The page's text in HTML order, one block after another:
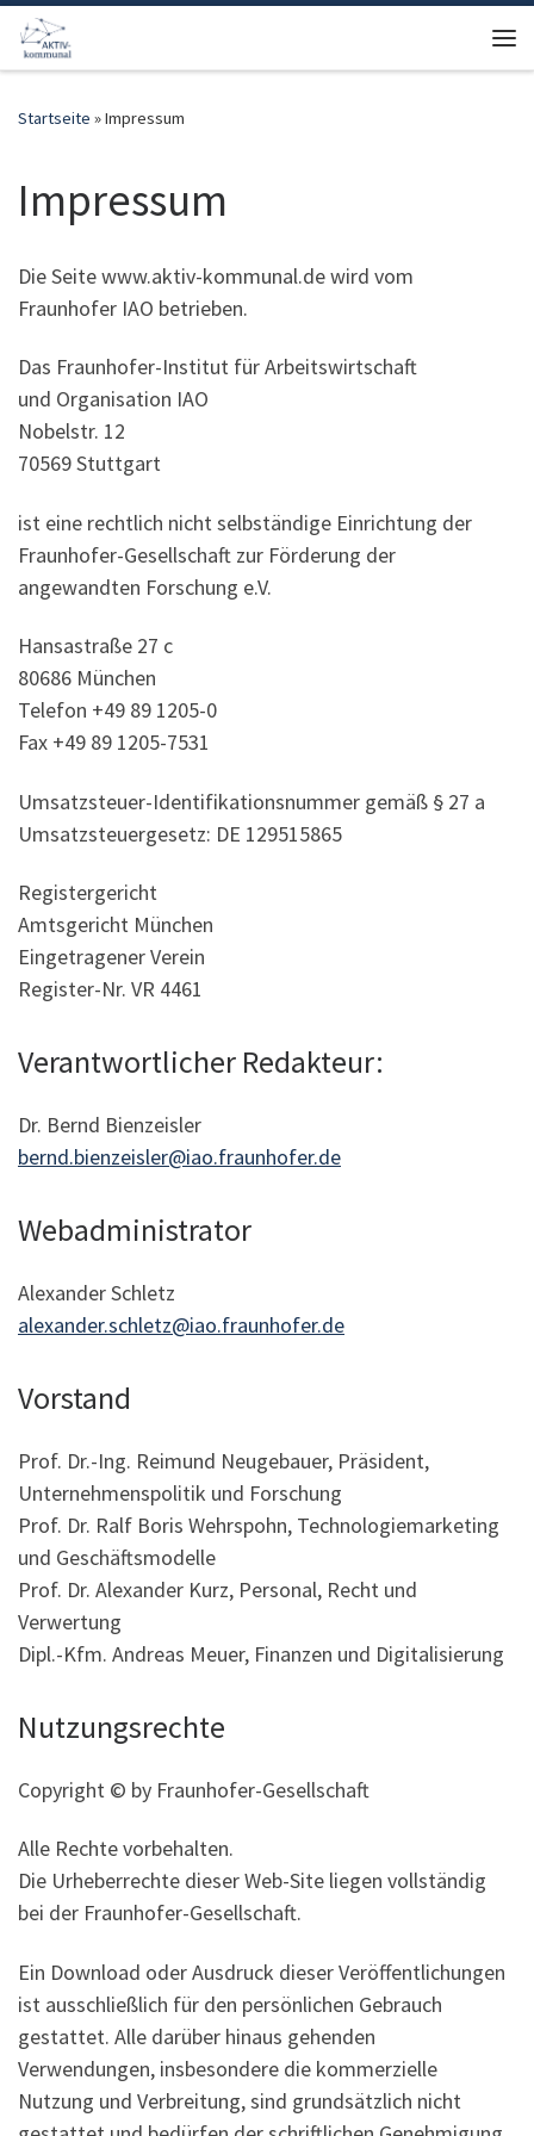
Zum Inhalt springen
Startseite »Impressum
Impressum
Die Seite www.aktiv-kommunal.de wird vom
Fraunhofer IAO betrieben.
Das Fraunhofer-Institut für Arbeitswirtschaft
und Organisation IAO
Nobelstr. 12
70569 Stuttgart
ist eine rechtlich nicht selbständige Einrichtung der
Fraunhofer-Gesellschaft zur Förderung der
angewandten Forschung e.V.
Hansastraße 27 c
80686 München
Telefon +49 89 1205-0
Fax +49 89 1205-7531
Umsatzsteuer-Identifikationsnummer gemäß § 27 a
Umsatzsteuergesetz: DE 129515865
Registergericht
Amtsgericht München
Eingetragener Verein
Register-Nr. VR 4461
Verantwortlicher Redakteur:
Dr. Bernd Bienzeisler
bernd.bienzeisler@iao.fraunhofer.de
Webadministrator
Alexander Schletz
alexander.schletz@iao.fraunhofer.de
Vorstand
Prof. Dr.-Ing. Reimund Neugebauer, Präsident,
Unternehmenspolitik und Forschung
Prof. Dr. Ralf Boris Wehrspohn, Technologiemarketing
und Geschäftsmodelle
Prof. Dr. Alexander Kurz, Personal, Recht und
Verwertung
Dipl.-Kfm. Andreas Meuer, Finanzen und Digitalisierung
Nutzungsrechte
Copyright © by Fraunhofer-Gesellschaft
Alle Rechte vorbehalten.
Die Urheberrechte dieser Web-Site liegen vollständig
bei der Fraunhofer-Gesellschaft.
Ein Download oder Ausdruck dieser Veröffentlichungen
ist ausschließlich für den persönlichen Gebrauch
gestattet. Alle darüber hinaus gehenden
Verwendungen, insbesondere die kommerzielle
Nutzung und Verbreitung, sind grundsätzlich nicht